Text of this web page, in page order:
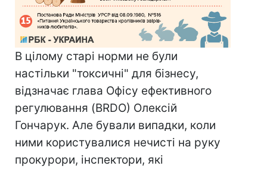
В цілому старі норми не були
настільки "токсичні" для бізнесу,
відзначає глава Офісу ефективного
регулювання (BRDO) Олексій
Гончарук. Але бували випадки, коли
ними користувалися нечисті на руку
прокурори, інспектори, які